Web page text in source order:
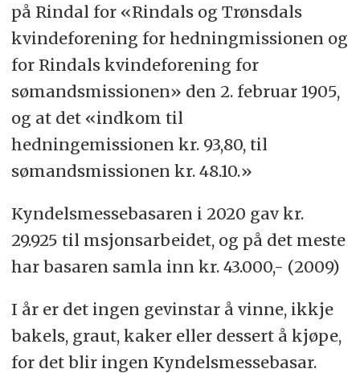
Namnet kjem frå det latinske ordet
candela, som betyr vokslys eller
kyrkjelys. Kyrkjelysa vart innvigd på
denne dagen.
Kyndelsmessespådde om været og var
merkedag for sju veker og våren. Så
Kyndesmesse, så langt blir graset St.
Hans. Kyndelsmesse tørr er jamngodt
med ti høylass. Slik været er i dag, skal
det bli i sju veker. Dryp det frå nordsida
av huset, blir det tidleg vår.
på Rindal for «Rindals og Trønsdals
kvindeforening for hedningmissionen og
for Rindals kvindeforening for
sømandsmissionen» den 2. februar 1905,
og at det «indkom til
hedningemissionen kr. 93,80, til
sømandsmissionen kr. 48.10.»
Kyndelsmessebasaren i 2020 gav kr.
29.925 til msjonsarbeidet, og på det meste
har basaren samla inn kr. 43.000,- (2009)
I år er det ingen gevinstar å vinne, ikkje
bakels, graut, kaker eller dessert å kjøpe,
for det blir ingen Kyndelsmessebasar.